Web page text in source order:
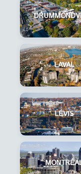
LAVAL
LÉVIS